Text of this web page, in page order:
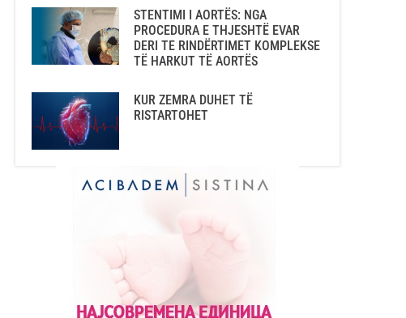
STENTIMI I AORTËS: NGA
PROCEDURA E THJESHTË EVAR
DERI TE RINDËRTIMET KOMPLEKSE
TË HARKUT TË AORTËS
KUR ZEMRA DUHET TË
RISTARTOHET